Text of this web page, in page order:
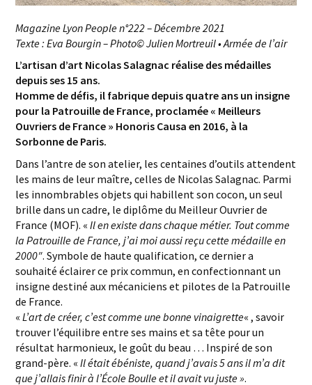
Magazine Lyon People n°222 – Décembre 2021
Texte : Eva Bourgin – Photo© Julien Mortreuil • Armée de l’air
L’artisan d’art Nicolas Salagnac réalise des médailles
depuis ses 15 ans.
Homme de défis, il fabrique depuis quatre ans un insigne
pour la Patrouille de France, proclamée « Meilleurs
Ouvriers de France » Honoris Causa en 2016, à la
Sorbonne de Paris.
Dans l’antre de son atelier, les centaines d’outils attendent
les mains de leur maître, celles de Nicolas Salagnac. Parmi
les innombrables objets qui habillent son cocon, un seul
brille dans un cadre, le diplôme du Meilleur Ouvrier de
France (MOF). «Il en existe dans chaque métier. Tout comme
la Patrouille de France, j’ai moi aussi reçu cette médaille en
2000″. Symbole de haute qualification, ce dernier a
souhaité éclairer ce prix commun, en confectionnant un
insigne destiné aux mécaniciens et pilotes de la Patrouille
de France.
«L’art de créer, c’est comme une bonne vinaigrette« , savoir
trouver l’équilibre entre ses mains et sa tête pour un
résultat harmonieux, le goût du beau … Inspiré de son
grand-père. «Il était ébéniste, quand j’avais 5 ans il m’a dit
que j’allais finir à l’École Boulle et il avait vu juste ».